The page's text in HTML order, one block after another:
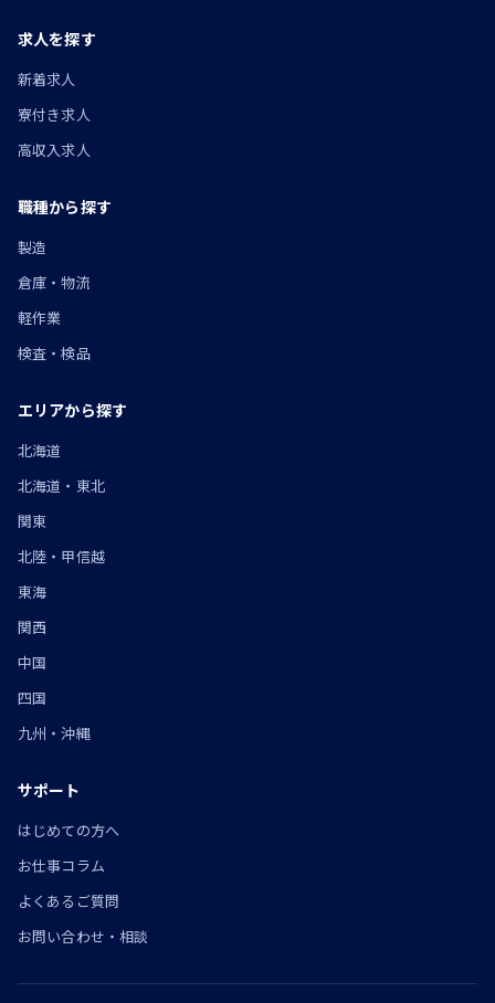
求人を探す
新着求人
寮付き求人
高収入求人
職種から探す
製造
倉庫・物流
軽作業
検査・検品
エリアから探す
北海道
北海道・東北
関東
北陸・甲信越
東海
関西
中国
四国
九州・沖縄
サポート
はじめての方へ
お仕事コラム
よくあるご質問
お問い合わせ・相談